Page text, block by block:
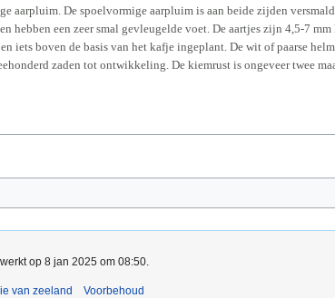
aarpluim. De spoelvormige aarpluim is aan beide zijden
hebben een zeer smal gevleugelde voet. De aartjes zijn 4,5-7
iets boven de basis van het kafje ingeplant. De wit of paarse
zaden tot ontwikkeling. De kiemrust is ongeveer twee
op 8 jan 2025 om 08:50.
van zeeland Voorbehoud